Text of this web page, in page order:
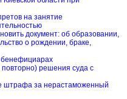
на занятие
документ: об образовании,
о рождении, браке,
решения суда с
штрафа за нерастаможенный